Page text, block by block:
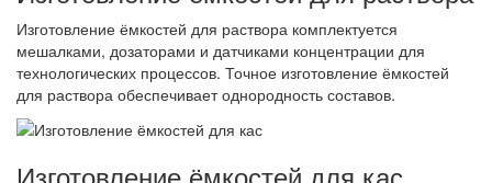
Изготовление ёмкостей для раствора комплектуется
мешалками, дозаторами и датчиками концентрации для
технологических процессов. Точное изготовление ёмкостей
для раствора обеспечивает однородность составов.